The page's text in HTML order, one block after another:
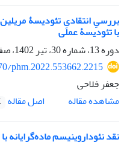
بررسیِ انتقادیِ تئودیسۀ
با تئودیسۀ عملی
دوره 13، شماره 30، تیر 1402، صفحه
phm.2022.553662.2215
جعفر فلاحی
مشاهده مقاله
اصل مقاله
نقد نئوداروینیسم ماده‌گرایانه